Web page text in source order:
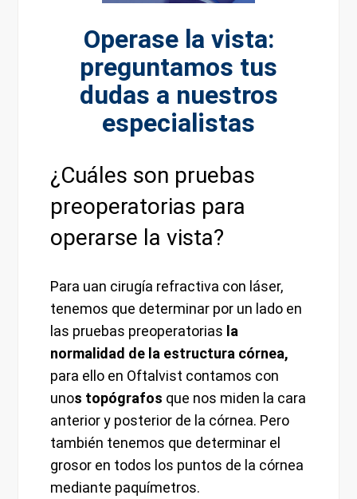
Operase la vista:
preguntamos tus
dudas a nuestros
especialistas
¿Cuáles son pruebas
preoperatorias para
operarse la vista?
Para uan cirugía refractiva con láser,
tenemos que determinar por un lado en
las pruebas preoperatorias la
normalidad de la estructura córnea,
para ello en Oftalvist contamos con
unos topógrafos que nos miden la cara
anterior y posterior de la córnea. Pero
también tenemos que determinar el
grosor en todos los puntos de la córnea
mediante paquímetros.